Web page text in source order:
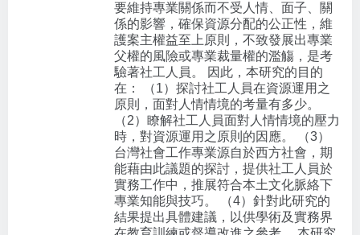
要維持專業關係而不受人情、面子、關
係的影響，確保資源分配的公正性，維
護案主權益至上原則，不致發展出專業
父權的風險或專業裁量權的濫觴，是考
驗著社工人員。 因此，本研究的目的
在： （1）探討社工人員在資源運用之
原則，面對人情情境的考量有多少。
（2）瞭解社工人員面對人情情境的壓力
時，對資源運用之原則的因應。 （3）
台灣社會工作專業源自於西方社會，期
能藉由此議題的探討，提供社工人員於
實務工作中，推展符合本土文化脈絡下
專業知能與技巧。 （4）針對此研究的
結果提出具體建議，以供學術及實務界